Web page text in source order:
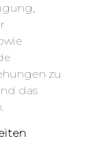
zu
das